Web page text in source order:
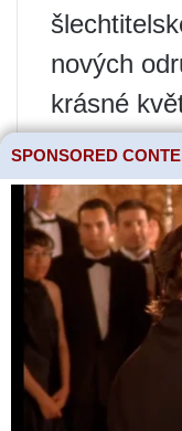
nových
krásné
zdobit
Ve 20.
chov
mnoha
v USA a
Austrálii.
prováděny
Od té
SPONSORED